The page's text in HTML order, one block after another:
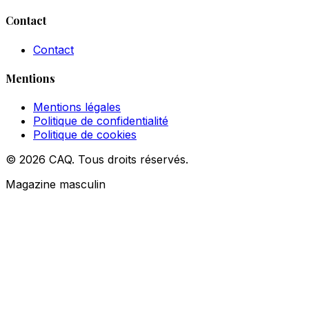
Contact
Contact
Mentions
Mentions légales
Politique de confidentialité
Politique de cookies
© 2026 CAQ. Tous droits réservés.
Magazine masculin